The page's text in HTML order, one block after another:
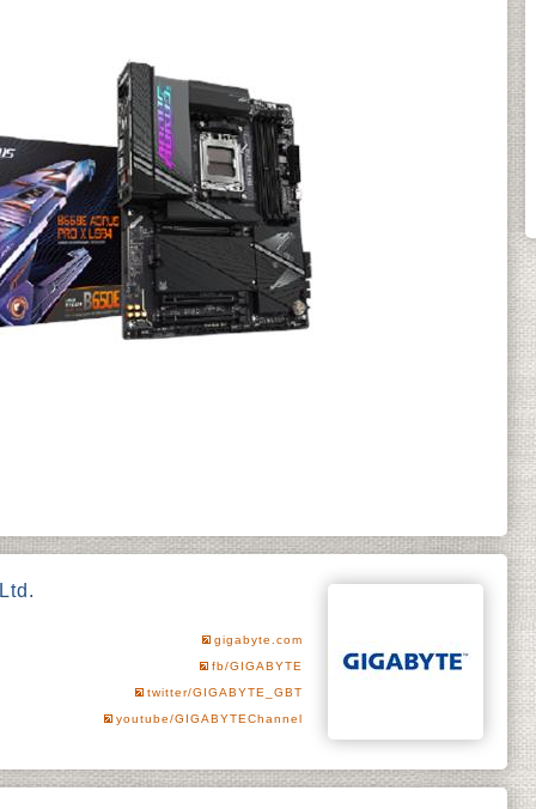
gigabyte.com
fb/GIGABYTE
twitter/GIGABYTE_GBT
youtube/GIGABYTEChannel